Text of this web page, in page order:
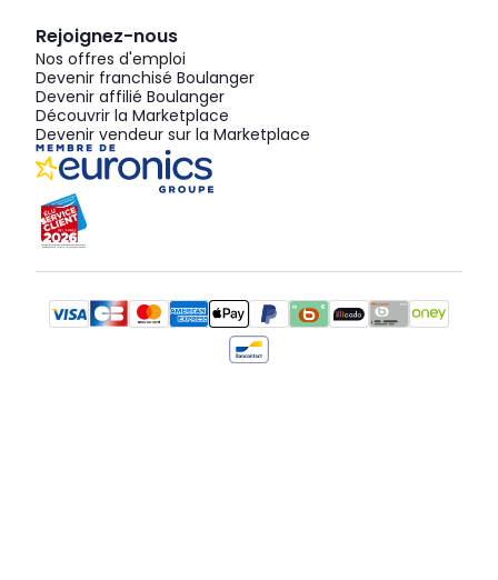
Rejoignez-nous
Nos offres d'emploi
Devenir franchisé Boulanger
Devenir affilié Boulanger
Découvrir la Marketplace
Devenir vendeur sur la Marketplace